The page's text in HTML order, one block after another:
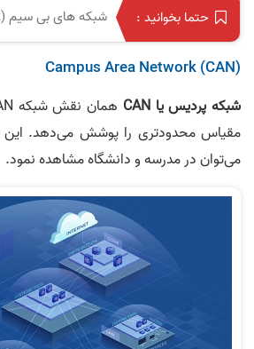
حتما بخوانید : شبکه های بی سیم (Wireless Network)
Campus Area Network (CAN)
شبکه پردیس یا CAN
مقیاس محدودتری را پوشش می‌دهد. این
می‌توان در مدرسه و دانشگاه مشاهده نمود.